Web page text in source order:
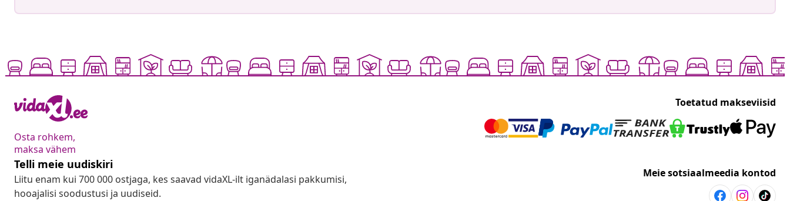
Osta rohkem,
maksa vähem
Toetatud makseviisid
Telli meie uudiskiri
Liitu enam kui 700 000 ostjaga, kes saavad vidaXL-ilt iganädalasi pakkumisi,
hooajalisi soodustusi ja uudiseid.
Meie sotsiaalmeedia kontod